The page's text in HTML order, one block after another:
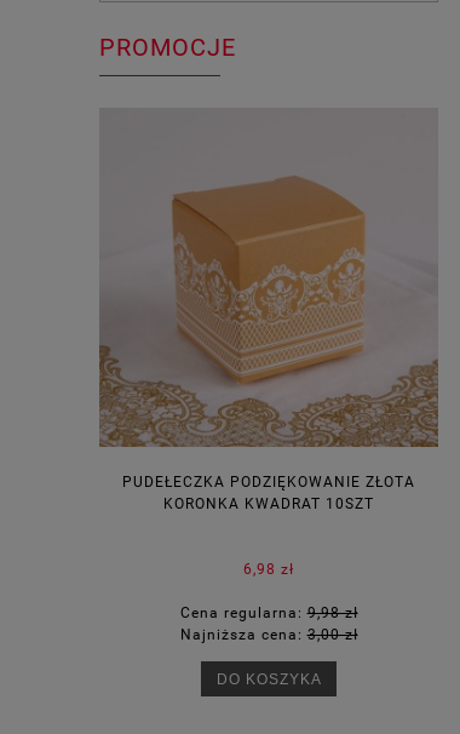
PROMOCJE
PUDEŁECZKA PODZIĘKOWANIE ZŁOTA
KORONKA KWADRAT 10SZT
6,98 zł
Cena regularna:9,98 zł
Najniższa cena:3,00 zł
DO KOSZYKA